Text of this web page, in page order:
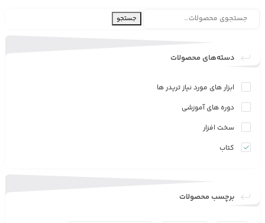
جستجو
دسته‌های محصولات
ابزار های مورد نیاز تریدر ها
دوره های آموزشی
سخت افزار
کتاب
برچسب محصولات